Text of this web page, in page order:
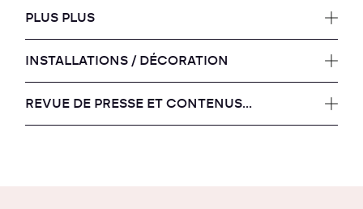
PLUS PLUS
INSTALLATIONS / DÉCORATION
REVUE DE PRESSE ET CONTENUS...